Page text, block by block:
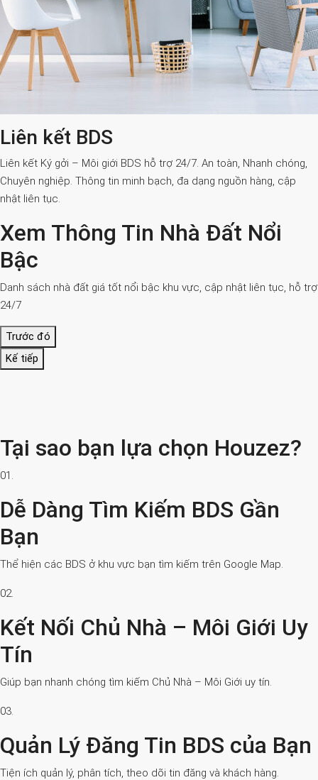
Liên kết BDS
Liên kết Ký gởi – Môi giới BDS hỗ trợ 24/7. An toàn, Nhanh chóng,
Chuyên nghiệp. Thông tin minh bạch, đa dạng nguồn hàng, cập
nhật liên tục.
Xem Thông Tin Nhà Đất Nổi
Bậc
Danh sách nhà đất giá tốt nổi bậc khu vực, cập nhật liên tục, hỗ trợ
24/7
Trước đó
Kế tiếp
Tại sao bạn lựa chọn Houzez?
01.
Dễ Dàng Tìm Kiếm BDS Gần
Bạn
Thể hiện các BDS ở khu vực bạn tìm kiếm trên Google Map.
02.
Kết Nối Chủ Nhà – Môi Giới Uy
Tín
Giúp bạn nhanh chóng tìm kiếm Chủ Nhà – Môi Giới uy tín.
03.
Quản Lý Đăng Tin BDS của Bạn
Tiện ích quản lý, phân tích, theo dõi tin đăng và khách hàng.